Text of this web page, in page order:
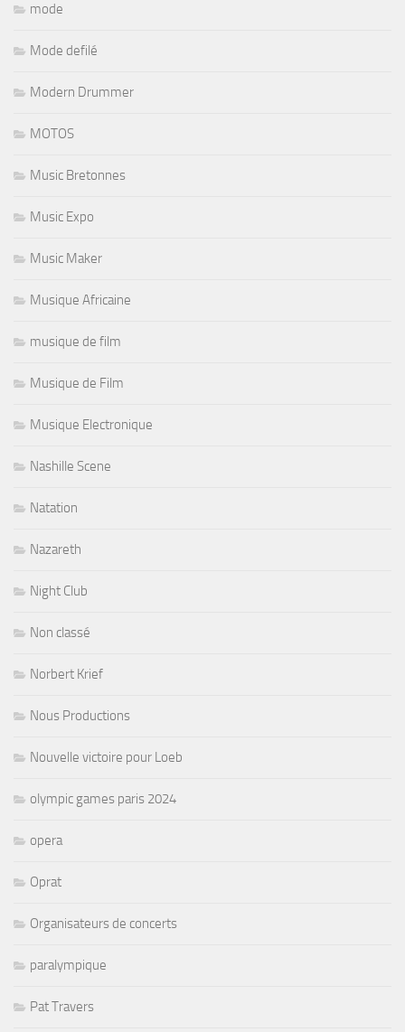
mode
Mode defilé
Modern Drummer
MOTOS
Music Bretonnes
Music Expo
Music Maker
Musique Africaine
musique de film
Musique de Film
Musique Electronique
Nashille Scene
Natation
Nazareth
Night Club
Non classé
Norbert Krief
Nous Productions
Nouvelle victoire pour Loeb
olympic games paris 2024
opera
Oprat
Organisateurs de concerts
paralympique
Pat Travers